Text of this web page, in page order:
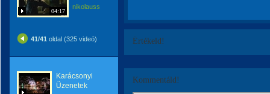
04:17
nikolauss
41/41 oldal (325 videó)
Karácsonyi
Üzenetek
Értékeld!
Kommentáld!